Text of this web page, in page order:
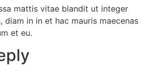
mattis vitae blandit ut integer
diam in in et hac mauris maecenas
et eu.